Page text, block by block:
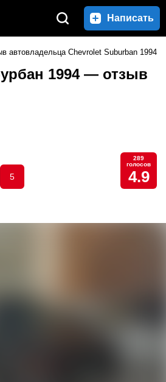
Написать
автовладельца Chevrolet Suburban 1994
1994— отзыв
5
289
голосов
4.9